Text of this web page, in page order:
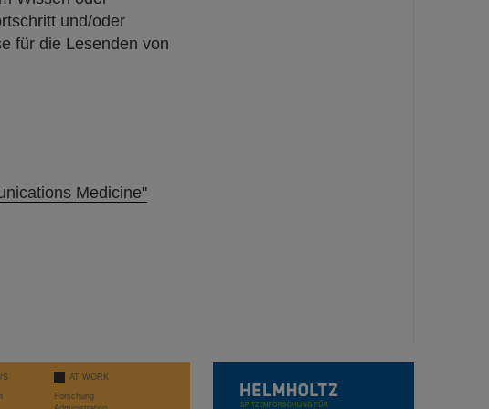
und/oder
für die Lesenden von
Medicine"
AT WORK
Forschung